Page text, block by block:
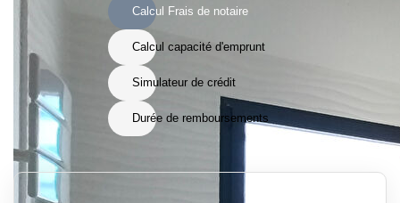
Calcul Frais de notaire
Calcul capacité d'emprunt
Simulateur de crédit
Durée de remboursements